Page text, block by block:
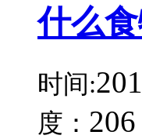
什么
时间:
度： 206